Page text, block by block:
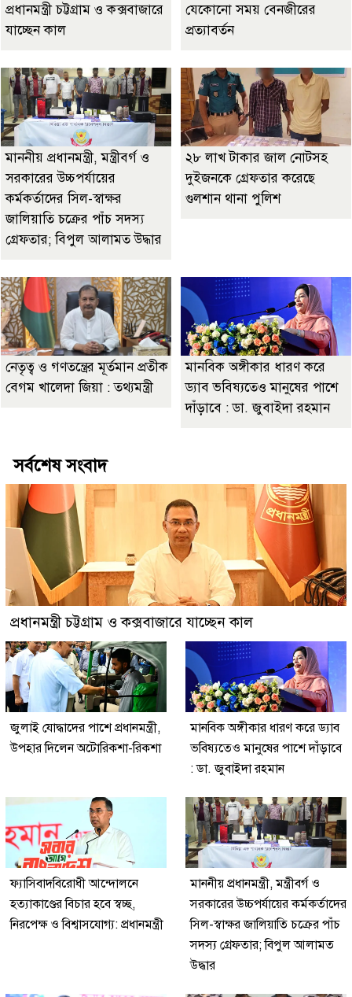
প্রধানমন্ত্রী চট্টগ্রাম ও কক্সবাজারে
যাচ্ছেন কাল
যেকোনো সময় বেনজীরের
প্রত্যাবর্তন
মাননীয় প্রধানমন্ত্রী, মন্ত্রীবর্গ ও
সরকারের উচ্চপর্যায়ের
কর্মকর্তাদের সিল-স্বাক্ষর
জালিয়াতি চক্রের পাঁচ সদস্য
গ্রেফতার; বিপুল আলামত উদ্ধার
২৮ লাখ টাকার জাল নোটসহ
দুইজনকে গ্রেফতার করেছে
গুলশান থানা পুলিশ
নেতৃত্ব ও গণতন্ত্রের মূর্তমান প্রতীক
বেগম খালেদা জিয়া : তথ্যমন্ত্রী
মানবিক অঙ্গীকার ধারণ করে
ড্যাব ভবিষ্যতেও মানুষের পাশে
দাঁড়াবে : ডা. জুবাইদা রহমান
সর্বশেষ সংবাদ
প্রধানমন্ত্রী চট্টগ্রাম ও কক্সবাজারে যাচ্ছেন কাল
জুলাই যোদ্ধাদের পাশে প্রধানমন্ত্রী,
উপহার দিলেন অটোরিকশা-রিকশা
মানবিক অঙ্গীকার ধারণ করে ড্যাব
ভবিষ্যতেও মানুষের পাশে দাঁড়াবে
: ডা. জুবাইদা রহমান
ফ্যাসিবাদবিরোধী আন্দোলনে
হত্যাকাণ্ডের বিচার হবে স্বচ্ছ,
নিরপেক্ষ ও বিশ্বাসযোগ্য: প্রধানমন্ত্রী
মাননীয় প্রধানমন্ত্রী, মন্ত্রীবর্গ ও
সরকারের উচ্চপর্যায়ের কর্মকর্তাদের
সিল-স্বাক্ষর জালিয়াতি চক্রের পাঁচ
সদস্য গ্রেফতার; বিপুল আলামত
উদ্ধার